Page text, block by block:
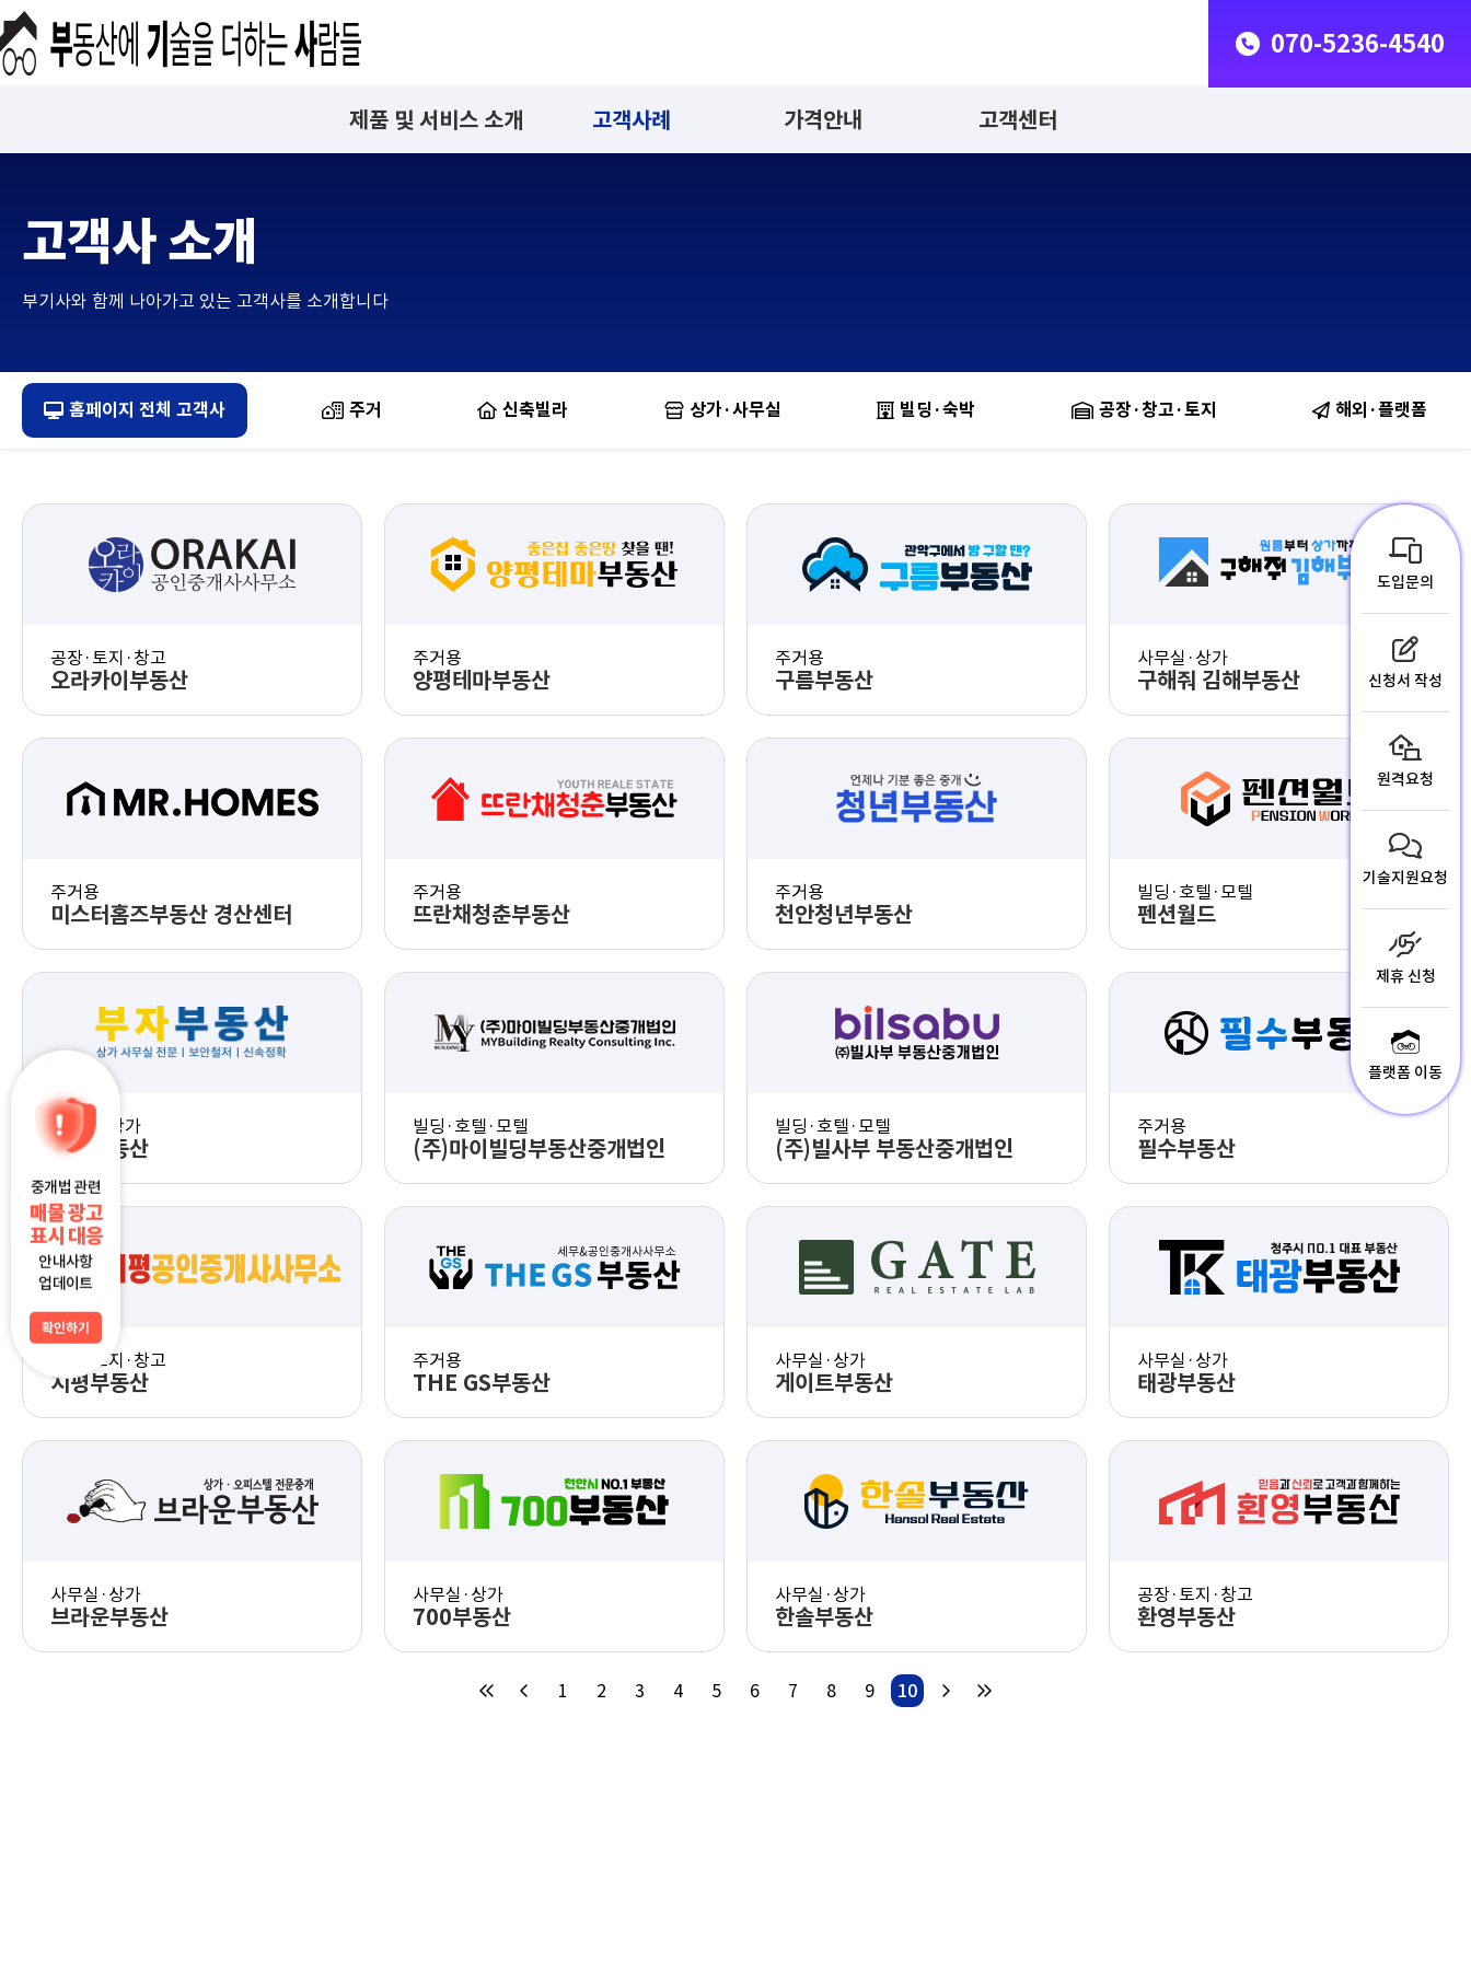
제품 및 서비스 소개 고객사례 가격안내 고객센터
070-5236-4540
중개법 관련
매물 광고
표시 대응
안내사항
업데이트
확인하기
도입문의
신청서 작성
원격요청
기술지원요청
제휴 신청
플랫폼 이동
고객사 소개
부기사와 함께 나아가고 있는 고객사를 소개합니다
홈페이지 전체 고객사 주거 신축빌라 상가·사무실 빌딩·숙박 공장·창고·토지 해외·플랫폼
공장·토지·창고
오라카이부동산
PC 화면 체험
주거용
양평테마부동산
PC 화면 체험
주거용
구름부동산
PC 화면 체험
사무실·상가
구해줘 김해부동산
PC 화면 체험
주거용
미스터홈즈부동산 경산센터
PC 화면 체험
주거용
뜨란채청춘부동산
PC 화면 체험
주거용
천안청년부동산
PC 화면 체험
빌딩·호텔·모텔
펜션월드
PC 화면 체험
사무실·상가
부자부동산
PC 화면 체험
빌딩·호텔·모텔
(주)마이빌딩부동산중개법인
PC 화면 체험
빌딩·호텔·모텔
(주)빌사부 부동산중개법인
PC 화면 체험
주거용
필수부동산
PC 화면 체험
공장·토지·창고
지평부동산
PC 화면 체험
주거용
THE GS부동산
PC 화면 체험
사무실·상가
게이트부동산
PC 화면 체험
사무실·상가
태광부동산
PC 화면 체험
사무실·상가
브라운부동산
사무실·상가
700부동산
사무실·상가
한솔부동산
공장·토지·창고
환영부동산
1 2 3 4 5 6 7 8 9 10